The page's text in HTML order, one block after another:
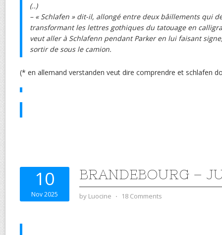
(..)
– « Schlafen » dit-il, allongé entre deux bâillements qui
transformant les lettres gothiques du tatouage en
veut aller à Schlafenn pendant Parker en lui faisant
sortir de sous le camion.
(* en allemand verstanden veut dire comprendre et schlafen
10
Nov 2025
BRANDEBOURG –
by Luocine ⋅ 18 Comments